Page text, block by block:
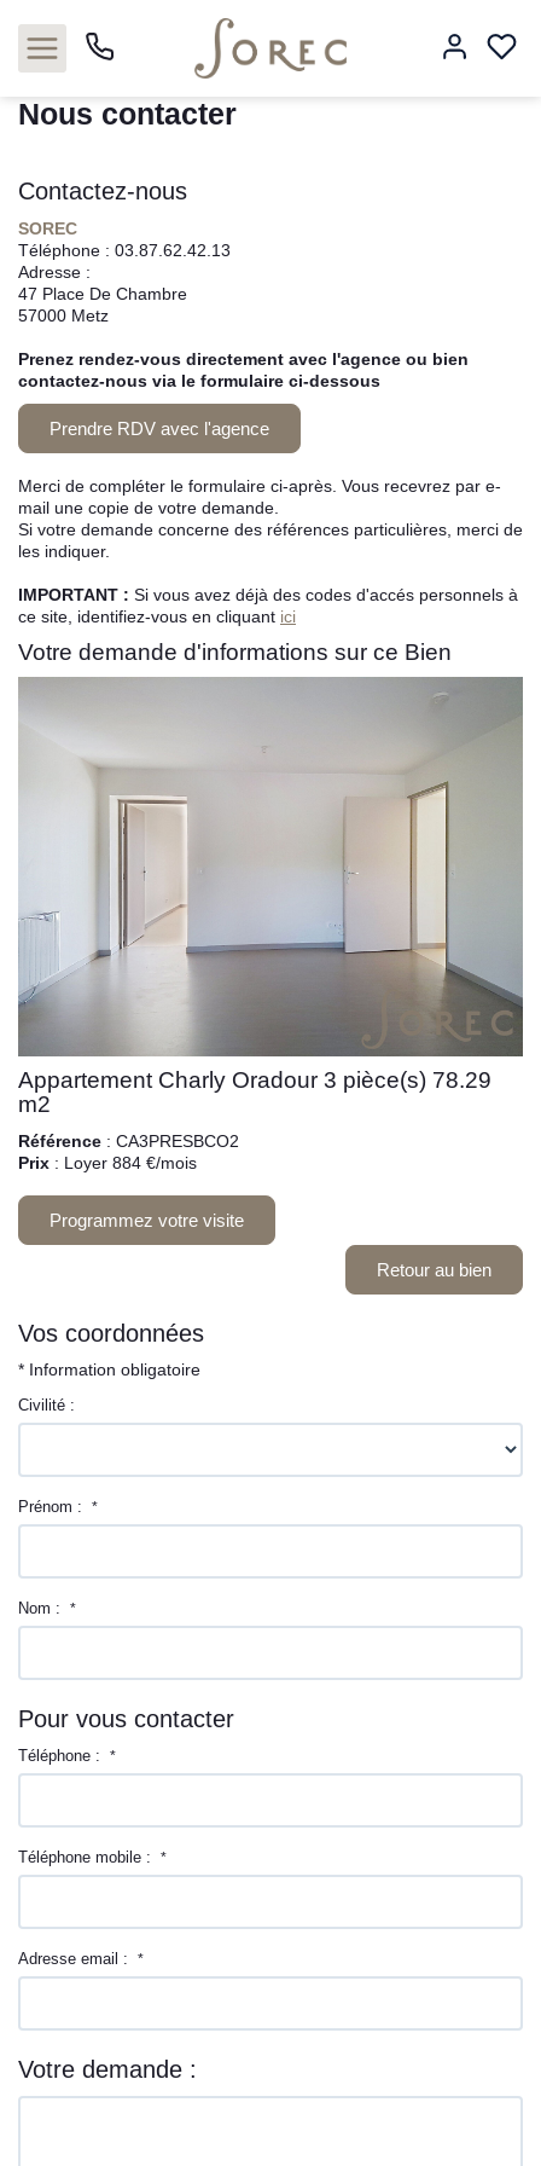
Acheter
Louer
Estimer
Neuf
Gestion
Syndic
Recrutement
Nous contacter
Contactez-nous
SOREC
Téléphone : 03.87.62.42.13
Adresse :
47 Place De Chambre
57000 Metz
Prenez rendez-vous directement avec l'agence ou bien
contactez-nous via le formulaire ci-dessous
Prendre RDV avec l'agence
Merci de compléter le formulaire ci-après. Vous recevrez par e-
mail une copie de votre demande.
Si votre demande concerne des références particulières, merci de
les indiquer.
IMPORTANT : Si vous avez déjà des codes d'accés personnels à
ce site, identifiez-vous en cliquant ici
Votre demande d'informations sur ce Bien
Appartement Charly Oradour 3 pièce(s) 78.29
m2
Référence : CA3PRESBCO2
Prix : Loyer 884 €/mois
Programmez votre visite
Retour au bien
Vos coordonnées
* Information obligatoire
Civilité :
Prénom : *
Nom : *
Pour vous contacter
Téléphone : *
Téléphone mobile : *
Adresse email : *
Votre demande :